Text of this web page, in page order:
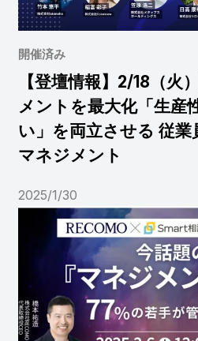
開催済み
【登壇情報】2/18（火
メントを最大化「生産
い」を両立させる 従
マネジメント
2025/1/30